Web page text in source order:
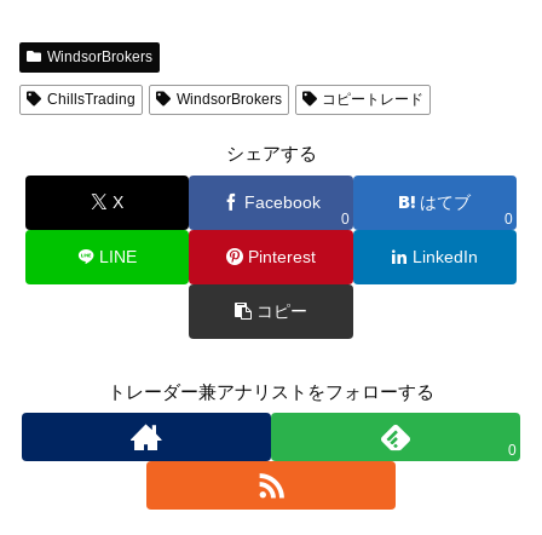
WindsorBrokers
ChillsTrading WindsorBrokers コピートレード
シェアする
X Facebook
0
はてブ
0
LINE Pinterest LinkedIn
コピー
トレーダー兼アナリストをフォローする
0